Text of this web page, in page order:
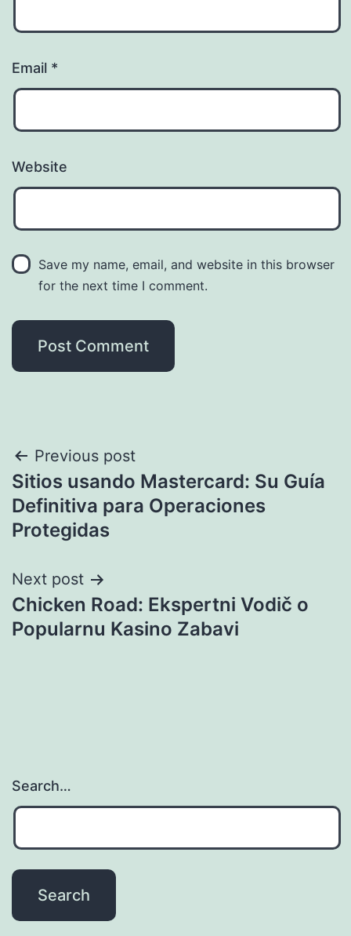
Email *
Website
Save my name, email, and website in this browser
for the next time I comment.
Previous post
Sitios usando Mastercard: Su Guía
Definitiva para Operaciones
Protegidas
Next post
Chicken Road: Ekspertni Vodič o
Popularnu Kasino Zabavi
Search…